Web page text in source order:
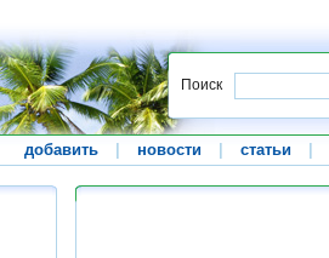
Поиск
добавить новости статьи